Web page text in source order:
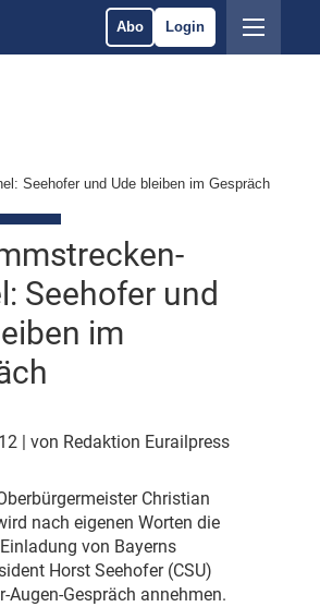
Abo Login
Seehofer und Ude bleiben im Gespräch
Seehofer und
im
| von Redaktion Eurailpress
Christian
nach eigenen Worten die
von Bayerns
Horst Seehofer (CSU)
Augen-Gespräch annehmen.